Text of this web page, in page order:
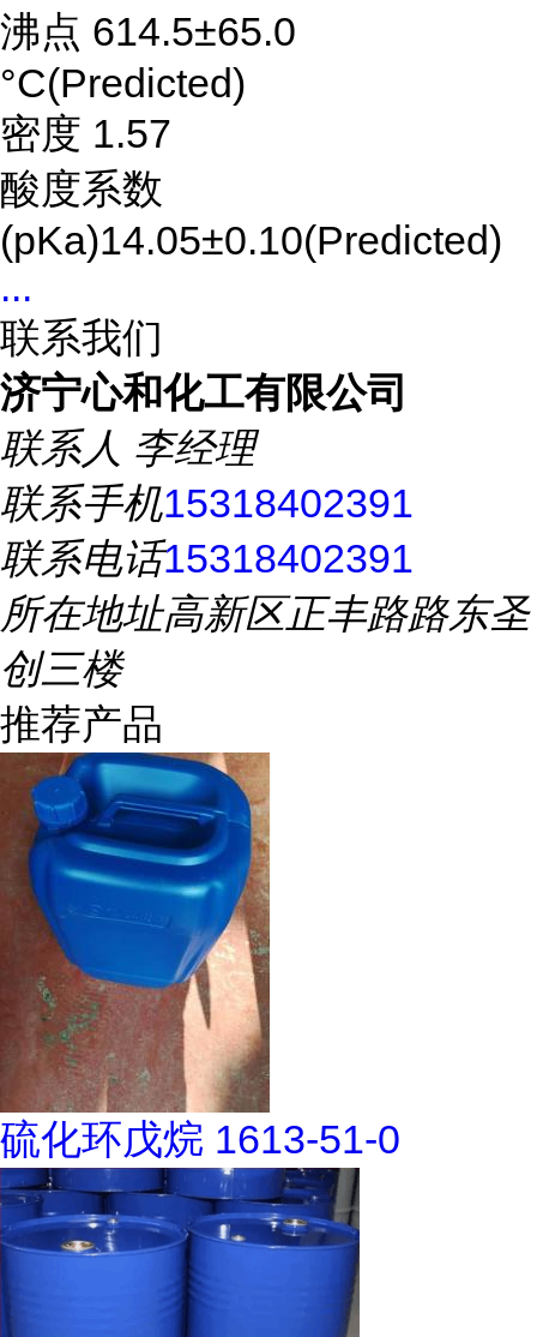
沸点 614.5±65.0
°C(Predicted)
密度 1.57
酸度系数
(pKa)14.05±0.10(Predicted)
...
联系我们
济宁心和化工有限公司
联系人 李经理
联系手机15318402391
联系电话15318402391
所在地址高新区正丰路路东圣
创三楼
推荐产品
硫化环戊烷 1613-51-0